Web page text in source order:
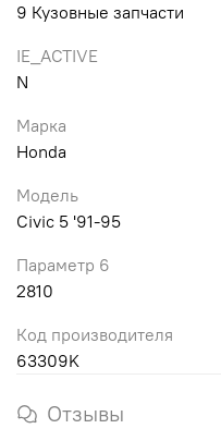
9 Кузовные запчасти
IE_ACTIVE
N
Марка
Honda
Модель
Civic 5 '91-95
Параметр 6
2810
Код производителя
63309K
Отзывы